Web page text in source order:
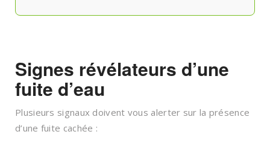
Signes révélateurs d’une
fuite d’eau
Plusieurs signaux doivent vous alerter sur la présence
d’une fuite cachée :